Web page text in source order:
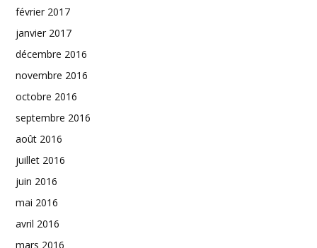
février 2017
janvier 2017
décembre 2016
novembre 2016
octobre 2016
septembre 2016
août 2016
juillet 2016
juin 2016
mai 2016
avril 2016
mars 2016